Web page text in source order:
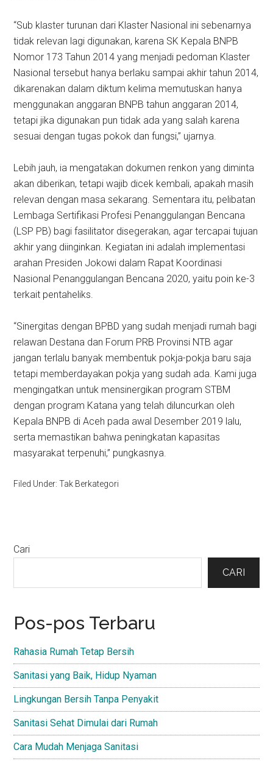
“Sub klaster turunan dari Klaster Nasional ini sebenarnya
tidak relevan lagi digunakan, karena SK Kepala BNPB
Nomor 173 Tahun 2014 yang menjadi pedoman Klaster
Nasional tersebut hanya berlaku sampai akhir tahun 2014,
dikarenakan dalam diktum kelima memutuskan hanya
menggunakan anggaran BNPB tahun anggaran 2014,
tetapi jika digunakan pun tidak ada yang salah karena
sesuai dengan tugas pokok dan fungsi,” ujarnya.
Lebih jauh, ia mengatakan dokumen renkon yang diminta
akan diberikan, tetapi wajib dicek kembali, apakah masih
relevan dengan masa sekarang. Sementara itu, pelibatan
Lembaga Sertifikasi Profesi Penanggulangan Bencana
(LSP PB) bagi fasilitator disegerakan, agar tercapai tujuan
akhir yang diinginkan. Kegiatan ini adalah implementasi
arahan Presiden Jokowi dalam Rapat Koordinasi
Nasional Penanggulangan Bencana 2020, yaitu poin ke-3
terkait pentaheliks.
“Sinergitas dengan BPBD yang sudah menjadi rumah bagi
relawan Destana dan Forum PRB Provinsi NTB agar
jangan terlalu banyak membentuk pokja-pokja baru saja
tetapi memberdayakan pokja yang sudah ada. Kami juga
mengingatkan untuk mensinergikan program STBM
dengan program Katana yang telah diluncurkan oleh
Kepala BNPB di Aceh pada awal Desember 2019 lalu,
serta memastikan bahwa peningkatan kapasitas
masyarakat terpenuhi,” pungkasnya.
Filed Under: Tak Berkategori
Primary
Cari
CARI
Pos-pos Terbaru
Rahasia Rumah Tetap Bersih
Sanitasi yang Baik, Hidup Nyaman
Lingkungan Bersih Tanpa Penyakit
Sanitasi Sehat Dimulai dari Rumah
Cara Mudah Menjaga Sanitasi